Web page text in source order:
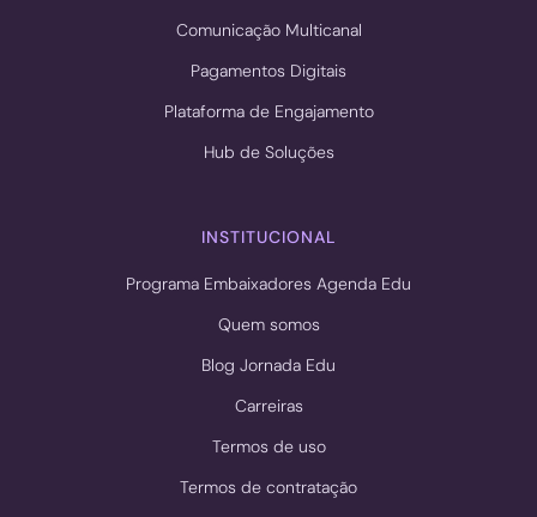
Comunicação Multicanal
Pagamentos Digitais
Plataforma de Engajamento
Hub de Soluções
INSTITUCIONAL
Programa Embaixadores Agenda Edu
Quem somos
Blog Jornada Edu
Carreiras
Termos de uso
Termos de contratação